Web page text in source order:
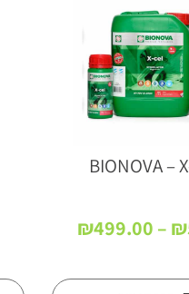
BIONOVA –
₪
–
₪499.00
עד